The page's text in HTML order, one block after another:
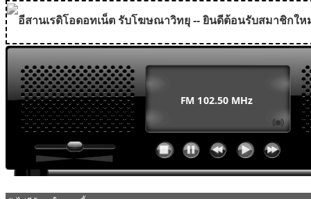
อีสานเรดิโอดอทเน็ต รับโฆษณาวิทยุ -- ยินดีต้อนรับสมาชิกใหม่
MODULE SBAHJAOUI YOUTUBE
MODULE SBAHJAOUI MEMORY GAME
MODULE SBAHJAOUI ACCORDION MENU